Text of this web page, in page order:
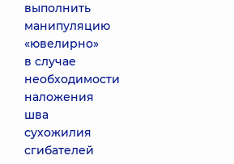
выполнить
манипуляцию
«ювелирно»
в случае
необходимости
наложения
шва
сухожилия
сгибателей